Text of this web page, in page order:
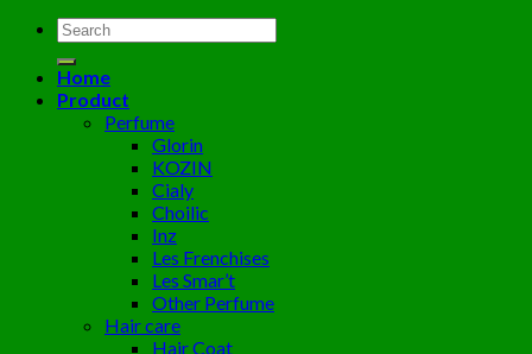
Tìm
kiếm:
Home
Product
Perfume
Glorin
KOZIN
Cialy
Choilic
Inz
Les Frenchises
Les Smar’t
Other Perfume
Hair care
Hair Coat